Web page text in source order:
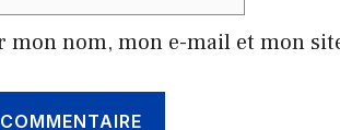
mon nom, mon e-mail et mon